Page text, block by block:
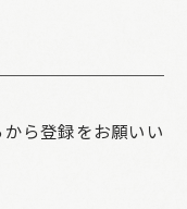
ら登録をお願いい